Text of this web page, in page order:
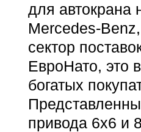
для автокрана
Mercedes-
сектор
ЕвроНато, это
богатых
привода 6х6 и